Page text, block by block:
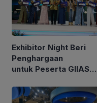
Exhibitor Night Beri
Penghargaan
untuk Peserta GIIAS
Pemenangnya